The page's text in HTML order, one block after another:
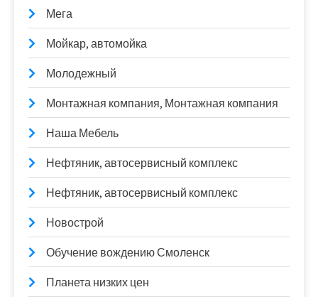
Мега
Мойкар, автомойка
Молодежный
Монтажная компания, Монтажная компания
Наша Мебель
Нефтяник, автосервисный комплекс
Нефтяник, автосервисный комплекс
Новострой
Обучение вождению Смоленск
Планета низких цен